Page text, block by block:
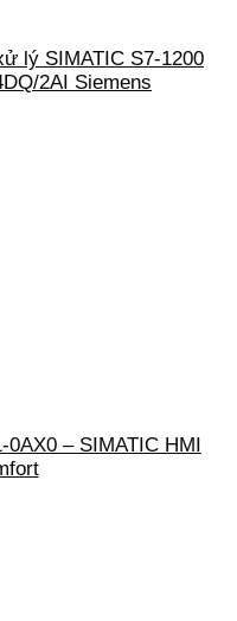
lý SIMATIC S7-1200
2AI Siemens
0AX0 – SIMATIC HMI